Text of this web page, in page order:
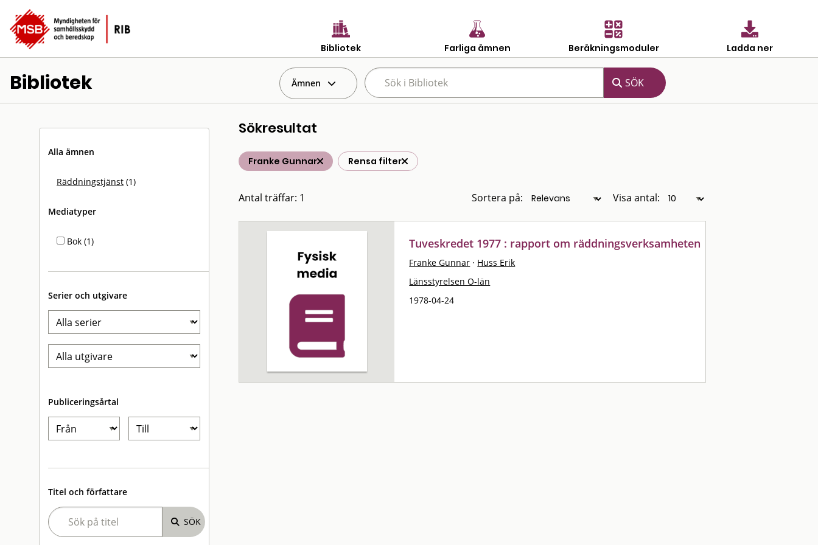
Bibliotek Farliga ämnen Beräkningsmoduler Ladda ner
Bibliotek Ämnen
Alla ämnen
Räddningstjänst (1)
Mediatyper
Bok (1)
Serier och utgivare
Publiceringsårtal
Titel och författare
Sökresultat
Franke Gunnar Rensa filter
Antal träffar: 1 Sortera på: Visa antal:
Tuveskredet 1977 : rapport om räddningsverksamheten
Franke Gunnar · Huss Erik
Länsstyrelsen O-län
1978-04-24